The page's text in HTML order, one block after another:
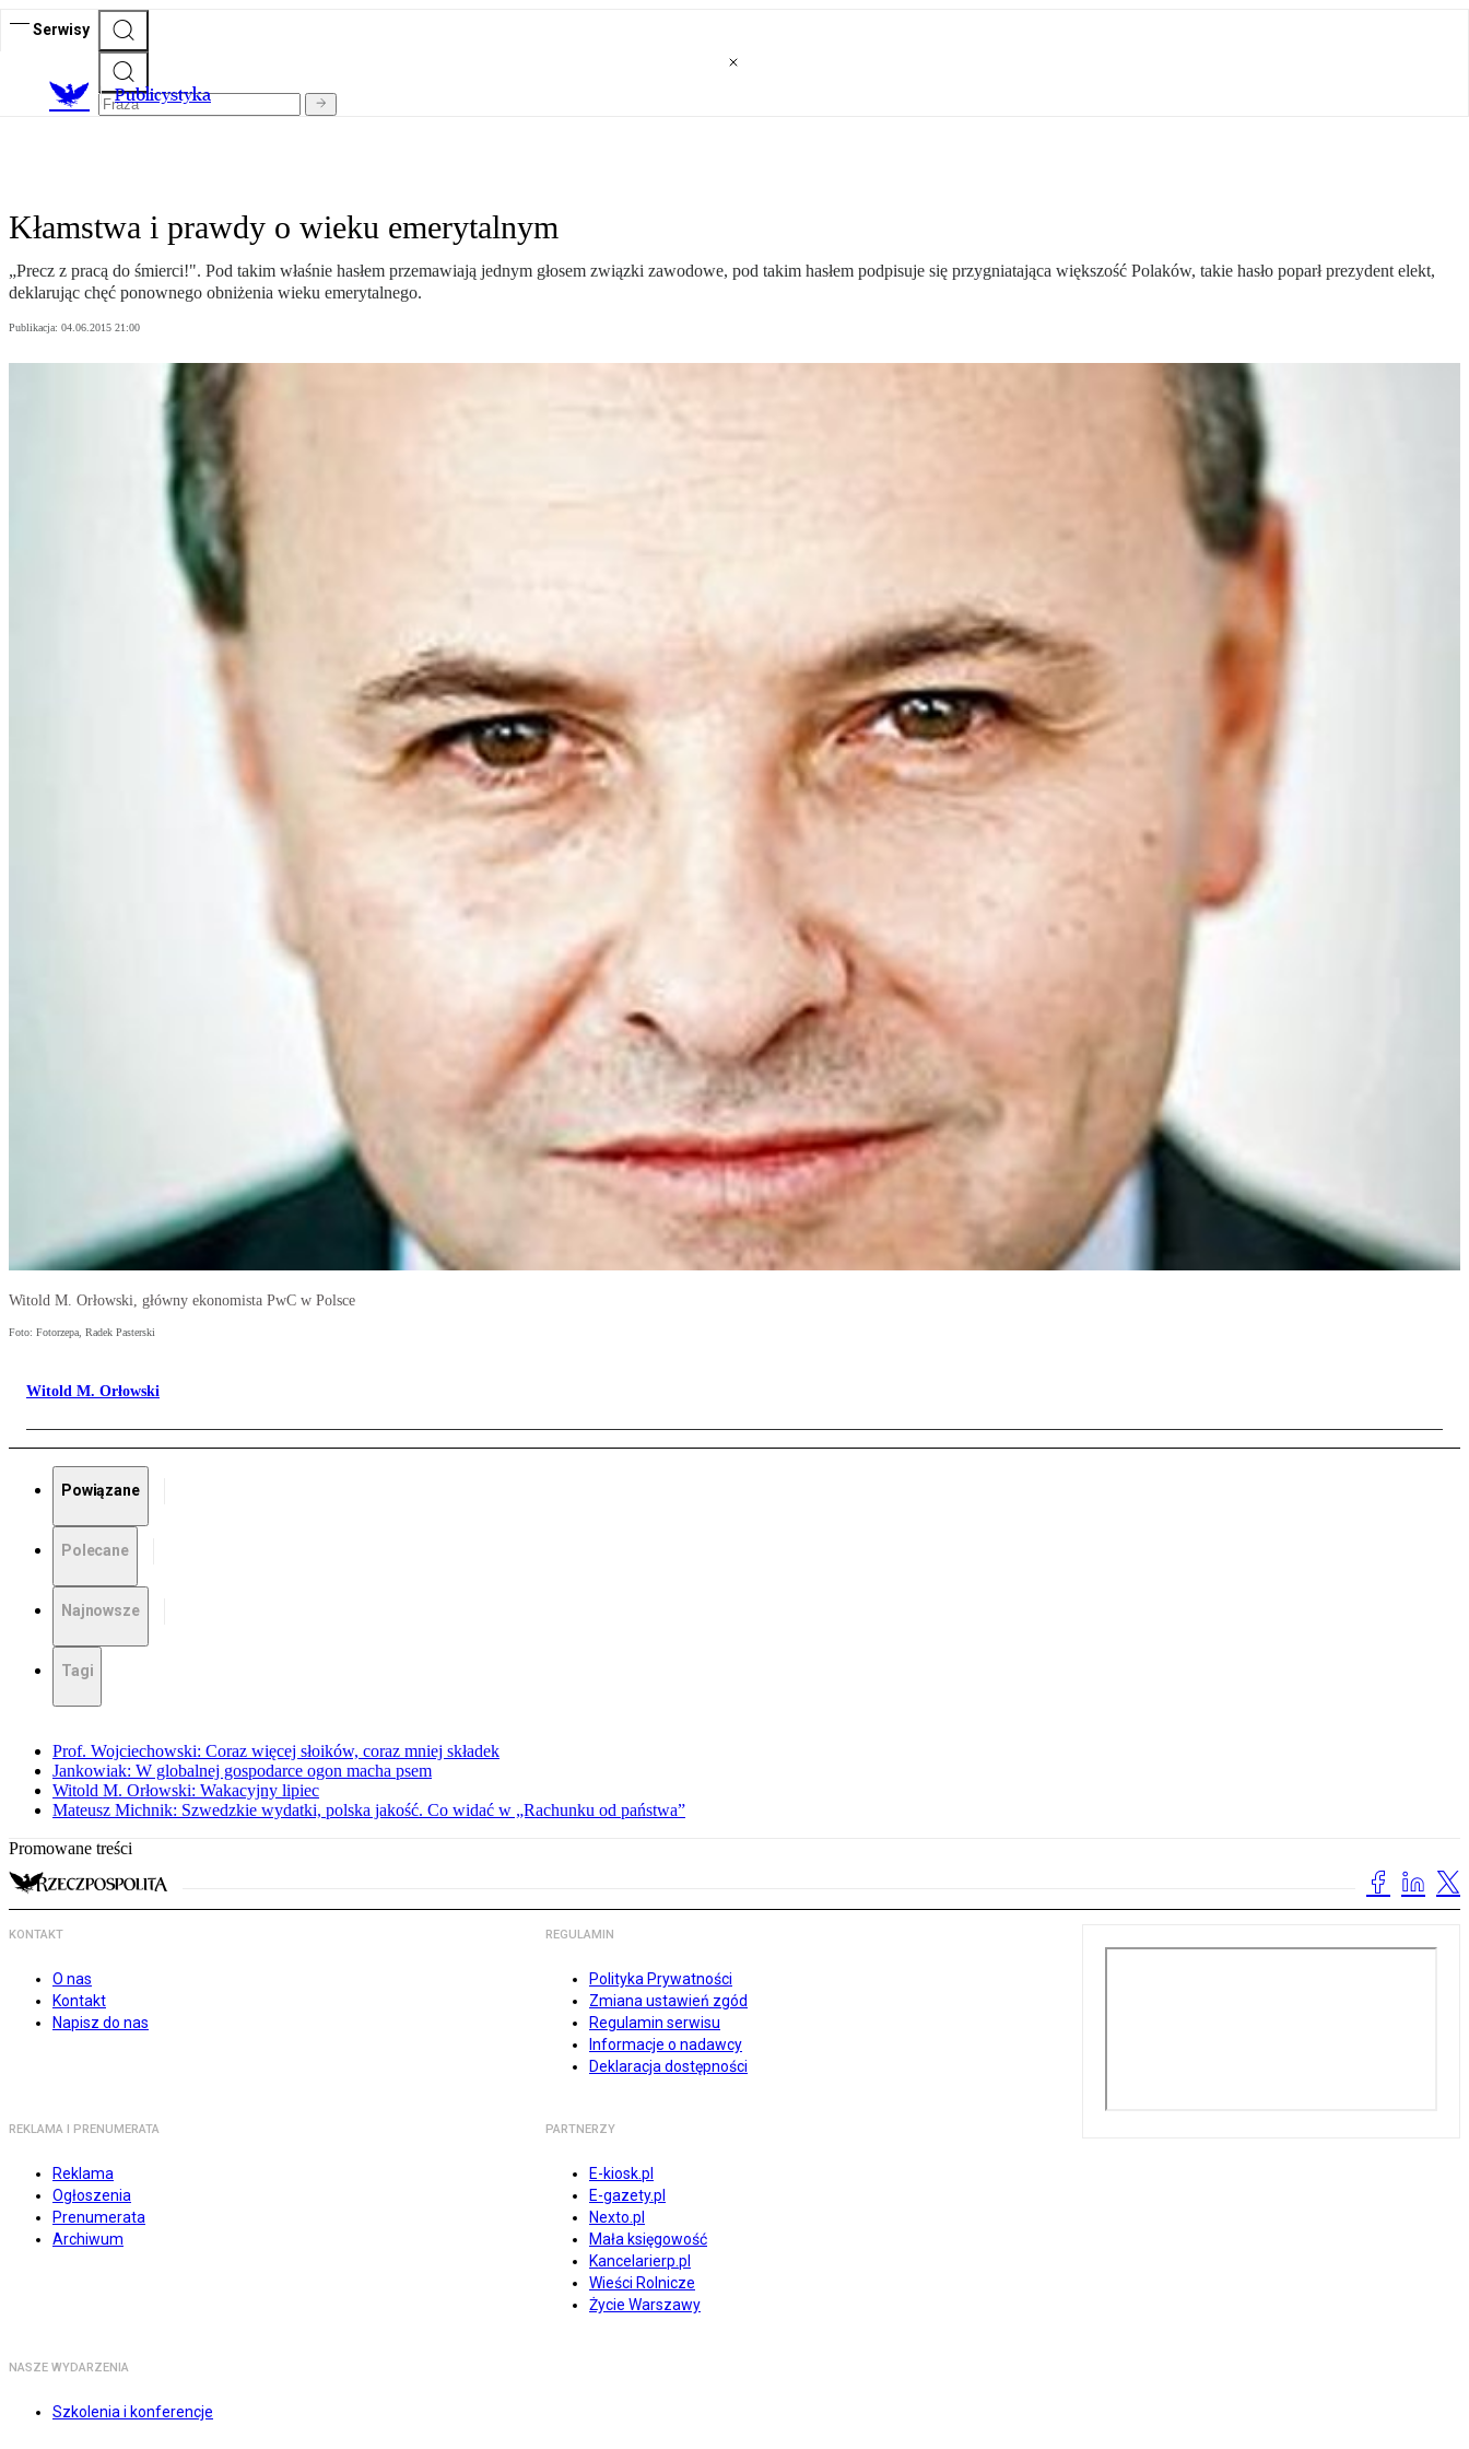
Serwisy
Publicystyka
Kłamstwa i prawdy o wieku emerytalnym
„Precz z pracą do śmierci!". Pod takim właśnie hasłem przemawiają jednym głosem związki zawodowe, pod takim hasłem podpisuje się przygniatająca większość Polaków, takie hasło poparł prezydent elekt,
deklarując chęć ponownego obniżenia wieku emerytalnego.
Publikacja: 04.06.2015 21:00
Witold M. Orłowski, główny ekonomista PwC w Polsce
Foto: Fotorzepa, Radek Pasterski
Witold M. Orłowski
Powiązane
Polecane
Najnowsze
Tagi
Prof. Wojciechowski: Coraz więcej słoików, coraz mniej składek
Jankowiak: W globalnej gospodarce ogon macha psem
Witold M. Orłowski: Wakacyjny lipiec
Mateusz Michnik: Szwedzkie wydatki, polska jakość. Co widać w „Rachunku od państwa”
Promowane treści
KONTAKT
O nas
Kontakt
Napisz do nas
REGULAMIN
Polityka Prywatności
Zmiana ustawień zgód
Regulamin serwisu
Informacje o nadawcy
Deklaracja dostępności
REKLAMA I PRENUMERATA
Reklama
Ogłoszenia
Prenumerata
Archiwum
PARTNERZY
E-kiosk.pl
E-gazety.pl
Nexto.pl
Mała księgowość
Kancelarierp.pl
Wieści Rolnicze
Życie Warszawy
NASZE WYDARZENIA
Szkolenia i konferencje